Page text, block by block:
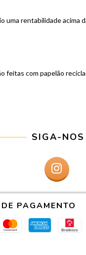
rentabilidade acima
feitas com papelão
SIGA-NOS
PAGAMENTO